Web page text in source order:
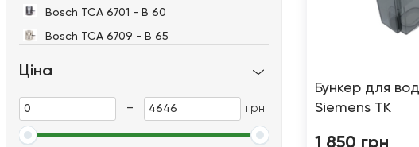
Bosch TCA 6701 - B 60
Bosch TCA 6709 - B 65
Bosch TES 50321/50324/50328 RW
Bosch TES 71621 RW
Ціна
- грн
Бункер для
Siemens TK
1 850 грн